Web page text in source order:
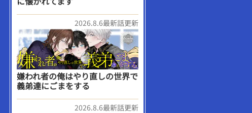
2026.8.6最新話更新
嫌われ者の俺はやり直しの世界で
義弟達にごまをする
2026.8.6最新話更新